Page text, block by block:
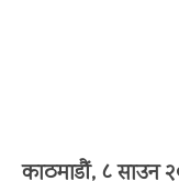
काठमाडौं, ८ साउन